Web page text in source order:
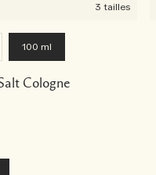
3 tailles
100 ml
Cologne